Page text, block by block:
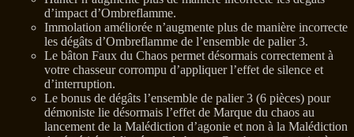
d’impact d’Ombreflamme.
Immolation améliorée n’augmente plus de manière incorrecte
les dégâts d’Ombreflamme de l’ensemble de palier 3.
Le bâton Faux du Chaos permet désormais correctement à
votre chasseur corrompu d’appliquer l’effet de silence et
d’interruption.
Le bonus de dégâts l’ensemble de palier 3 (6 pièces) pour
démoniste lie désormais l’effet de Marque du chaos au
lancement de la Malédiction d’agonie et non à la Malédiction